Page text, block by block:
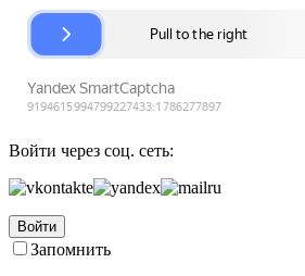
Войти через соц. сеть:
Войти
Запомнить